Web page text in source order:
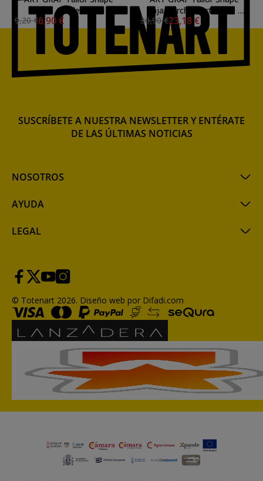
Verde
9,20 €6,90 €
Caja Corcho Surtido de 3
Colores Primarios
30,90 €23,18 €
NOSOTROS
AYUDA
LEGAL
SUSCRÍBETE A NUESTRA NEWSLETTER Y ENTÉRATE
DE LAS ÚLTIMAS NOTICIAS
© Totenart 2026. Diseño web por Difadi.com